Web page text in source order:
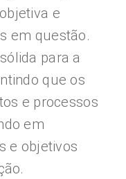
e
em questão.
para a
que os
e processos
em
e objetivos